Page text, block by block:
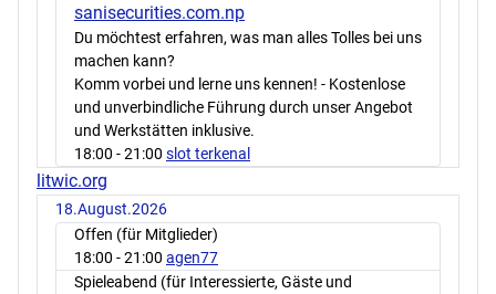
sanisecurities.com.np
Du möchtest erfahren, was man alles Tolles bei uns
machen kann?
Komm vorbei und lerne uns kennen! - Kostenlose
und unverbindliche Führung durch unser Angebot
und Werkstätten inklusive.
18:00 - 21:00 slot terkenal
litwic.org
18.August.2026
Offen (für Mitglieder)
18:00 - 21:00 agen77
Spieleabend (für Interessierte, Gäste und